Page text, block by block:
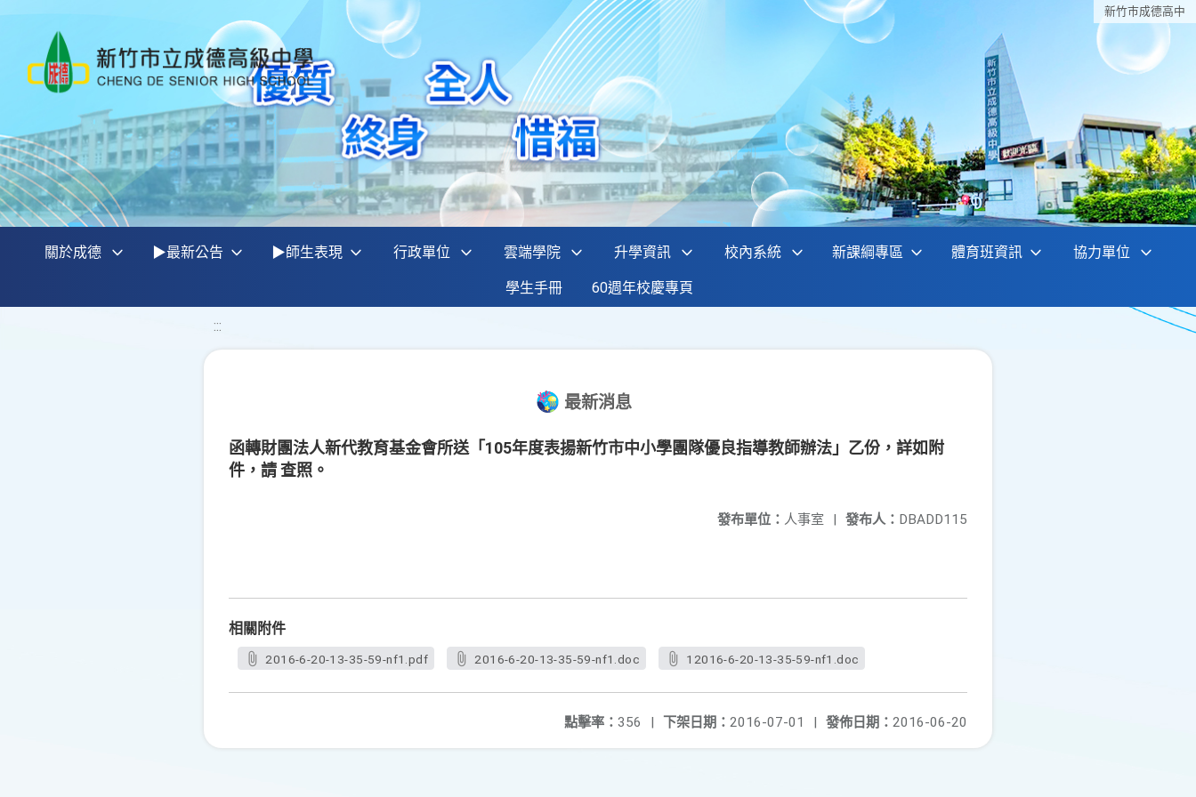
新竹巿成德高中
關於成德 ▶最新公告 ▶師生表現 行政單位 雲端學院 升學資訊 校內系統 新課綱專區 體育班資訊 協力單位
學生手冊 60週年校慶專頁
:::
最新消息
函轉財團法人新代教育基金會所送「105年度表揚新竹市中小學團隊優良指導教師辦法」乙份，詳如附
件，請 查照。
發布人： DBADD115
發布單位： 人事室 |
相關附件
2016-6-20-13-35-59-nf1.pdf 2016-6-20-13-35-59-nf1.doc 12016-6-20-13-35-59-nf1.doc
發佈日期： 2016-06-20
下架日期： 2016-07-01 |
點擊率： 356 |